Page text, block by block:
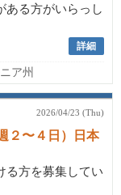
ある方がいらっし
詳細
ア州
2026/04/23 (Thu)
２〜４日）日本
る方を募集してい